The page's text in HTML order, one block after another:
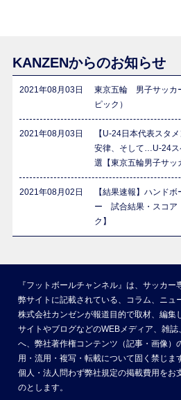
KANZENからのお知らせ
2021年08月03日
東京五輪 男子サッカ
ピック）
2021年08月03日
【U-24日本代表スタ
安律、そして…U-24ス
選【東京五輪男子サッ
2021年08月02日
【結果速報】ハンド
ー 試合結果・スコア
ク】
『フットボールチャンネル』は、サッカー
弊サイトに記載されている、コラム、ニュ
株式会社カンゼンが報道目的で取材、編集
サイトやブログなどのWEBメディア、雑
へ、弊社著作権コンテンツ（記事・画像）
用・流用・複写・転載について固く禁じま
個人・法人問わず弊社規定の掲載費用をお
のとします。